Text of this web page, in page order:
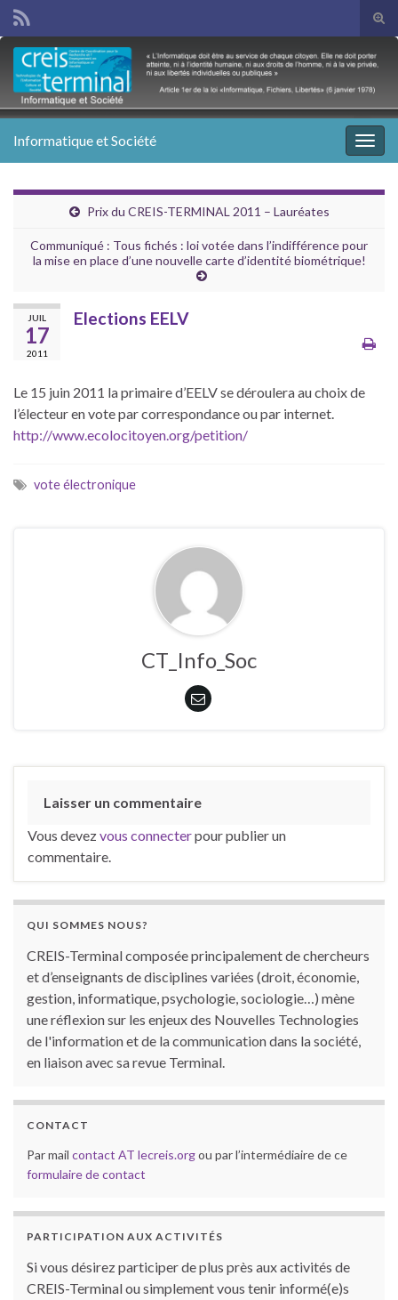
Search for:
Informatique et Société
Prix du CREIS-TERMINAL 2011 – Lauréates
Communiqué : Tous fichés : loi votée dans l’indifférence pour
la mise en place d’une nouvelle carte d’identité biométrique!
JUIL
17
2011
Elections EELV
Le 15 juin 2011 la pri­maire d’EELV se déroulera au choix de
l’électeur en vote par cor­re­spon­dance ou par internet.
http://www.ecolocitoyen.org/petition/
vote électronique
CT_Info_Soc
Laisser un commentaire
Vous devezvous connecterpour publier un
commentaire.
QUI SOMMES NOUS?
CREIS-Terminal composée principalement de chercheurs
et d’enseignants de disciplines variées (droit, économie,
gestion, informatique, psychologie, sociologie…) mène
une réflexion sur les enjeux des Nouvelles Technologies
de l'information et de la communication dans la société,
en liaison avec sa revue Terminal.
CONTACT
Par mail contact AT lecreis.orgou par l’intermédiaire de ce
formulaire de contact
PARTICIPATION AUX ACTIVITÉS
Si vous désirez participer de plus près aux activités de
CREIS-Terminal ou simplement vous tenir informé(e)s